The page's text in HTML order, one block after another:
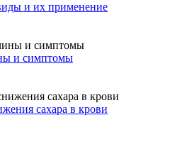
и их применение
и симптомы
сахара в крови